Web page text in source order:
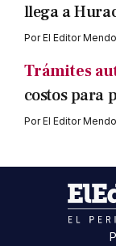
llega a
PorEl Editor
Trámites
costos para
PorEl Editor